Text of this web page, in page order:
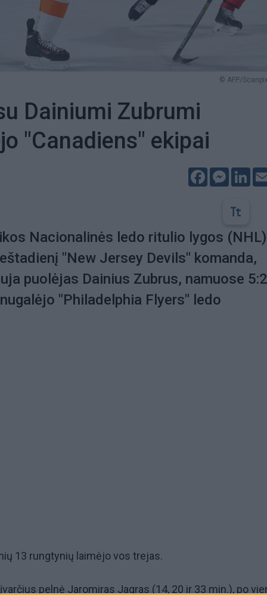
© AFP/
Dainiumi Zubrumi
"Canadiens" ekipai
Facebook
Nacionalinės ledo ritulio lygos (NHL)
"New Jersey Devils" komanda,
puolėjas Dainius Zubrus, namuose 5:2
"Philadelphia Flyers" ledo
13 rungtynių laimėjo vos trejas.
pelnė Jaromiras Jagras (14, 20 ir 33 min.), po